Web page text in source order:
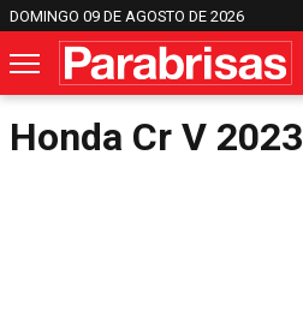
DOMINGO 09 DE AGOSTO DE 2026
Honda Cr V 2023